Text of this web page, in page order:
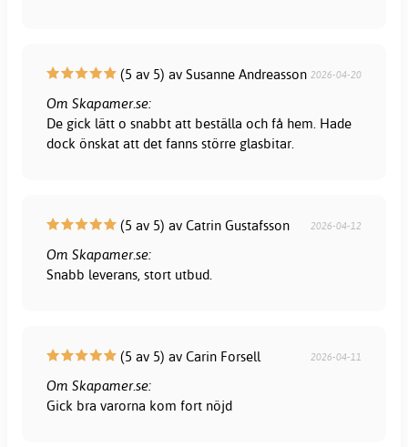
(5 av 5) av Susanne Andreasson 2026-04-20
Om Skapamer.se:
De gick lätt o snabbt att beställa och få hem. Hade
dock önskat att det fanns större glasbitar.
(5 av 5) av Catrin Gustafsson 2026-04-12
Om Skapamer.se:
Snabb leverans, stort utbud.
(5 av 5) av Carin Forsell 2026-04-11
Om Skapamer.se:
Gick bra varorna kom fort nöjd